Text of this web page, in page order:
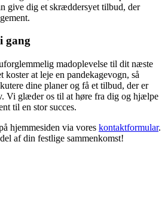
give dig et skræddersyet tilbud, der
gang
madoplevelse til dit næste
koster at leje en pandekagevogn, så
dine planer og få et tilbud, der er
Vi glæder os til at høre fra dig og hjælpe
til en stor succes.
hjemmesiden via vores kontaktformular.
af din festlige sammenkomst!